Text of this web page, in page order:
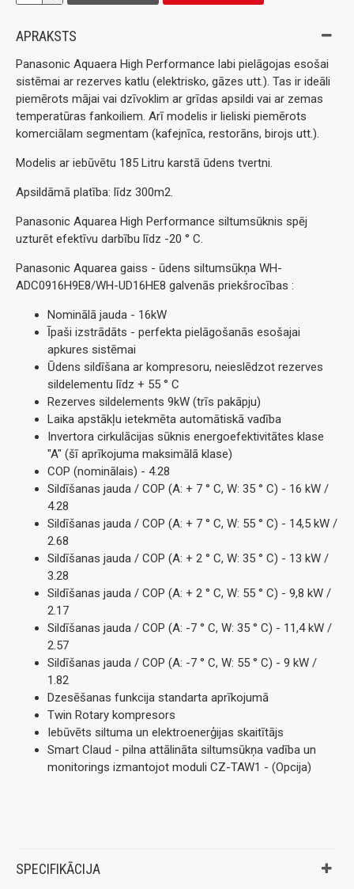
APRAKSTS
Panasonic Aquaera High Performance labi pielāgojas esošai
sistēmai ar rezerves katlu (elektrisko, gāzes utt.). Tas ir ideāli
piemērots mājai vai dzīvoklim ar grīdas apsildi vai ar zemas
temperatūras fankoiliem. Arī modelis ir lieliski piemērots
komerciālam segmentam (kafejnīca, restorāns, birojs utt.).
Modelis ar iebūvētu 185 Litru karstā ūdens tvertni.
Apsildāmā platība: līdz 300m2.
Panasonic Aquarea High Performance siltumsūknis spēj
uzturēt efektīvu darbību līdz -20 ° C.
Panasonic Aquarea gaiss - ūdens siltumsūkņa WH-
ADC0916H9E8/WH-UD16HE8 galvenās priekšrocības :
Nominālā jauda - 16kW
Īpaši izstrādāts - perfekta pielāgošanās esošajai
apkures sistēmai
Ūdens sildīšana ar kompresoru, neieslēdzot rezerves
sildelementu līdz + 55 ° С
Rezerves sildelements 9kW (trīs pakāpju)
Laika apstākļu ietekmēta automātiskā vadība
Invertora cirkulācijas sūknis energoefektivitātes klase
"A" (šī aprīkojuma maksimālā klase)
COP (nominālais) - 4.28
Sildīšanas jauda / COP (A: + 7 ° C, W: 35 ° C) - 16 kW /
4.28
Sildīšanas jauda / COP (A: + 7 ° C, W: 55 ° C) - 14,5 kW /
2.68
Sildīšanas jauda / COP (A: + 2 ° C, W: 35 ° C) - 13 kW /
3.28
Sildīšanas jauda / COP (A: + 2 ° C, W: 55 ° C) - 9,8 kW /
2.17
Sildīšanas jauda / COP (A: -7 ° C, W: 35 ° C) - 11,4 kW /
2.57
Sildīšanas jauda / COP (A: -7 ° C, W: 55 ° C) - 9 kW /
1.82
Dzesēšanas funkcija standarta aprīkojumā
Twin Rotary kompresors
Iebūvēts siltuma un elektroenerģijas skaitītājs
Smart Claud - pilna attālināta siltumsūkņa vadība un
monitorings izmantojot moduli CZ-TAW1 - (Opcija)
SPECIFIKĀCIJA